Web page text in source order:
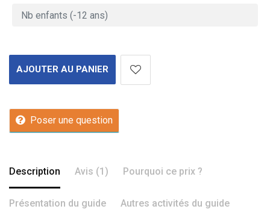
AJOUTER AU PANIER
Poser une question
Description Avis (1) Pourquoi ce prix ?
Présentation du guide Autres activités du guide